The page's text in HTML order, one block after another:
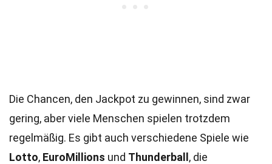
Die Chancen, den Jackpot zu gewinnen, sind zwar
gering, aber viele Menschen spielen trotzdem
regelmäßig. Es gibt auch verschiedene Spiele wie
Lotto, EuroMillions und Thunderball , die